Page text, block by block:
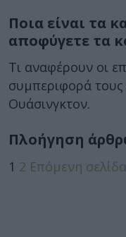
Ποια είναι τα
αποφύγετε τα
Τι αναφέρουν οι
συμπεριφορά τους
Ουάσινγκτον.
Πλοήγηση
1 2 Επόμενη σελίδα